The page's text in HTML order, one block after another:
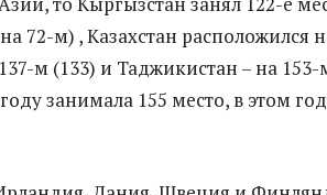
72-м) , Казахстан расположился
м (133) и Таджикистан – на
занимала 155 место, в этом